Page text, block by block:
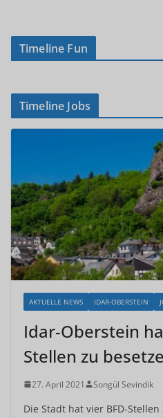
Timeline Fun
Timeline Jobs
AKTUELLE NEWS IDAR-OBERSTEIN
Idar-Oberstein
Stellen zu
27. April 2021 Songül Sevindik
Die Stadt hat vier BFD-